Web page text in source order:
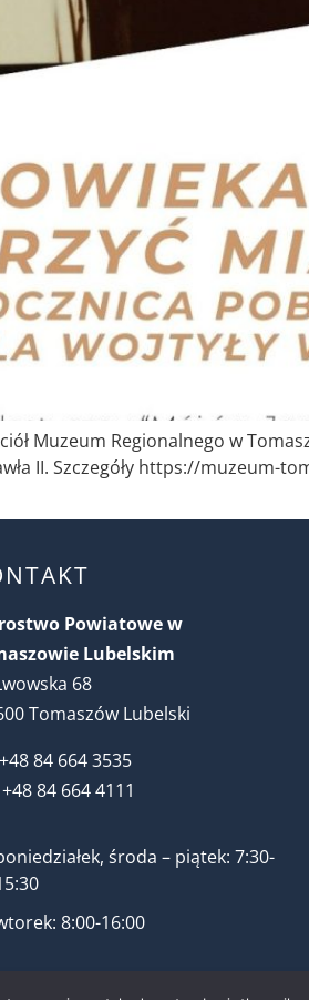
Muzeum Regionalnego w
II. Szczegóły https://muzeum-
Powiatowe w
Lubelskim
68
Tomaszów Lubelski
84 664 3535
84 664 4111
środa – piątek: 7:30-
8:00-16:00